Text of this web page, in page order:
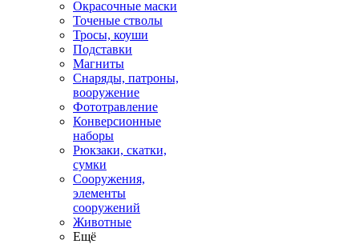
Окрасочные маски
Точеные стволы
Тросы, коуши
Подставки
Магниты
Снаряды, патроны,
вооружение
Фототравление
Конверсионные
наборы
Рюкзаки, скатки,
сумки
Сооружения,
элементы
сооружений
Животные
Ещё